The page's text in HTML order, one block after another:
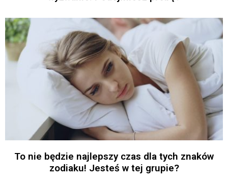
To nie będzie najlepszy czas dla tych znaków
zodiaku! Jesteś w tej grupie?